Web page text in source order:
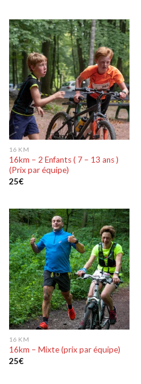
16 KM
16km – 2 Enfants ( 7 – 13 ans )
(Prix par équipe)
25€
16 KM
16km – Mixte (prix par équipe)
25€